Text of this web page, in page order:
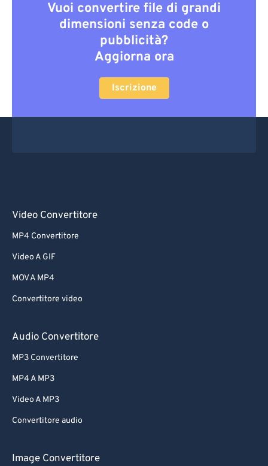
Vuoi convertire file di grandi
dimensioni senza code o
pubblicità?
Aggiorna ora
Iscrizione
Video Convertitore
MP4 Convertitore
Video A GIF
MOV A MP4
Convertitore video
Audio Convertitore
MP3 Convertitore
MP4 A MP3
Video A MP3
Convertitore audio
Image Convertitore